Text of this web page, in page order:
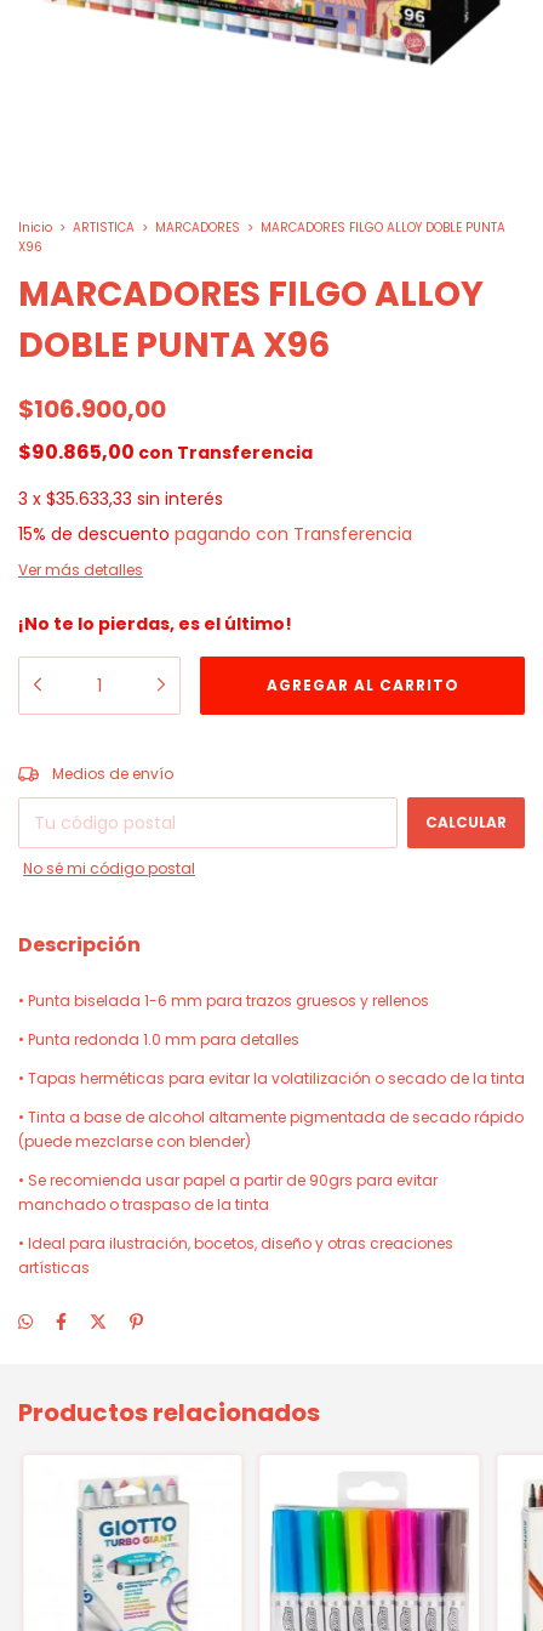
Inicio > ARTISTICA > MARCADORES > MARCADORES FILGO ALLOY DOBLE PUNTA
X96
MARCADORES FILGO ALLOY
DOBLE PUNTA X96
$106.900,00
$90.865,00 con Transferencia
3 x $35.633,33 sin interés
15% de descuento pagando con Transferencia
Ver más detalles
¡No te lo pierdas, es el último!
Entregas para el CP:
Medios de envío
CALCULAR
No sé mi código postal
Descripción
• Punta biselada 1-6 mm para trazos gruesos y rellenos
• Punta redonda 1.0 mm para detalles
• Tapas herméticas para evitar la volatilización o secado de la tinta
• Tinta a base de alcohol altamente pigmentada de secado rápido
(puede mezclarse con blender)
• Se recomienda usar papel a partir de 90grs para evitar
manchado o traspaso de la tinta
• Ideal para ilustración, bocetos, diseño y otras creaciones
artísticas
Productos relacionados